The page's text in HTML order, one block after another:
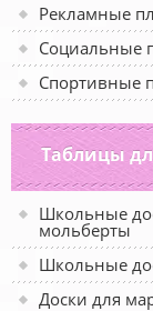
Рекламные
Социальные
Спортивные
Таблицы
Школьные
мольберты
Школьные
Доски для